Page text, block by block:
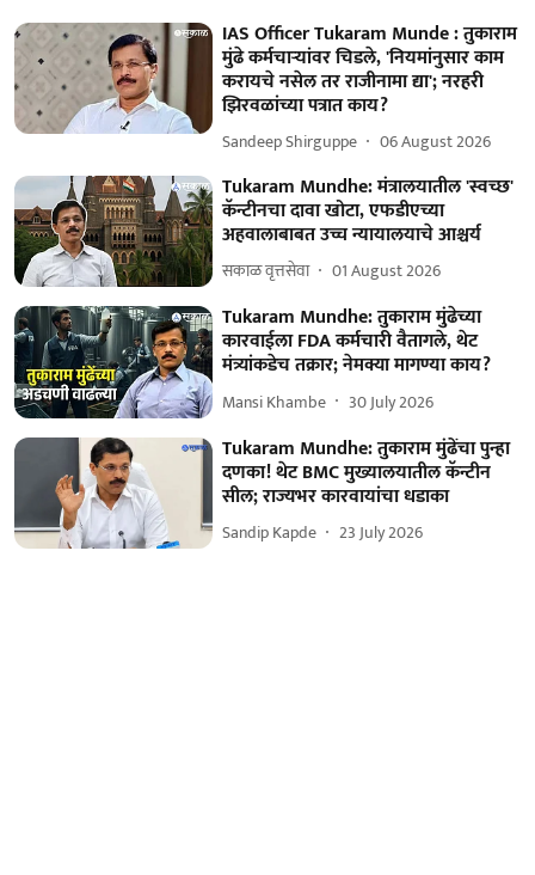
IAS Officer Tukaram Munde : तुकाराम
मुंढे कर्मचाऱ्यांवर चिडले, 'नियमांनुसार काम
करायचे नसेल तर राजीनामा द्या'; नरहरी
झिरवळांच्या पत्रात काय?
Sandeep Shirguppe 06 August 2026
Tukaram Mundhe: मंत्रालयातील 'स्वच्छ'
कॅन्टीनचा दावा खोटा, एफडीएच्या
अहवालाबाबत उच्च न्यायालयाचे आश्चर्य
सकाळ वृत्तसेवा 01 August 2026
Tukaram Mundhe: तुकाराम मुंढेच्या
कारवाईला FDA कर्मचारी वैतागले, थेट
मंत्र्यांकडेच तक्रार; नेमक्या मागण्या काय?
Mansi Khambe 30 July 2026
Tukaram Mundhe: तुकाराम मुंढेंचा पुन्हा
दणका! थेट BMC मुख्यालयातील कॅन्टीन
सील; राज्यभर कारवायांचा धडाका
Sandip Kapde 23 July 2026